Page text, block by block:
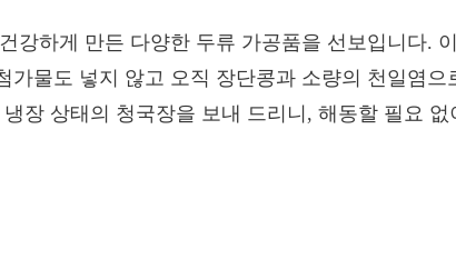
강하게 만든 다양한 두류 가공품을 선보입니다.
가물도 넣지 않고 오직 장단콩과 소량의 천일염
장 상태의 청국장을 보내 드리니, 해동할 필요